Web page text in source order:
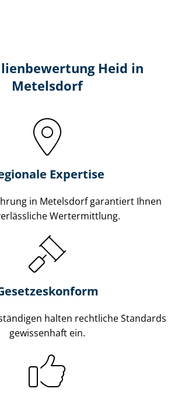
Heid in
Metelsdorf
Expertise
in Metelsdorf garantiert Ihnen
Wertermittlung.
halten rechtliche Standards
gewissenhaft ein.